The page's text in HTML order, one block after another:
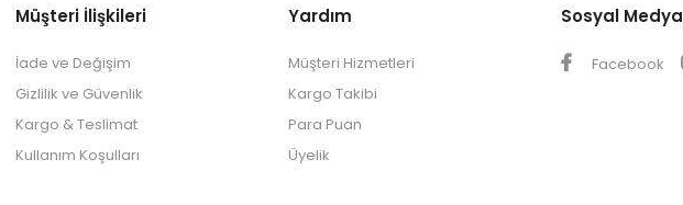
Müşteri İlişkileri
İade ve Değişim
Gizlilik ve Güvenlik
Kargo & Teslimat
Kullanım Koşulları
Yardım
Müşteri Hizmetleri
Kargo Takibi
Para Puan
Üyelik
Sosyal Medya
Facebook